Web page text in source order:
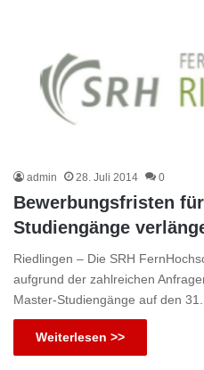
admin 28. Juli 2014 0
Bewerbungsfristen
Studiengänge
Riedlingen – Die SRH
aufgrund der zahlreichen
Master-Studiengänge auf den
Weiterlesen >>